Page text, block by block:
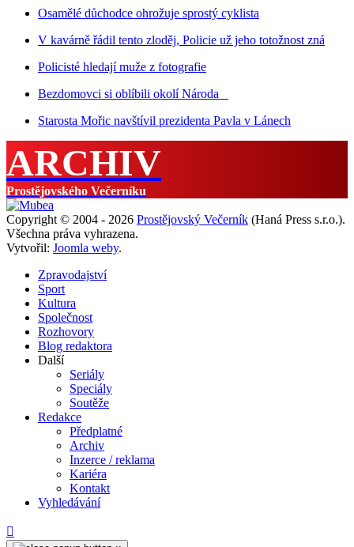
Osamělé důchodce ohrožuje sprostý cyklista
V kavárně řádil tento zloděj, Policie už jeho totožnost zná
Policisté hledají muže z fotografie
Bezdomovci si oblíbili okolí Národa
Starosta Mořic navštívil prezidenta Pavla v Lánech
ARCHIV
Prostějovského Večerníku
Copyright © 2004 - 2026 Prostějovský Večerník (Haná Press s.r.o.).
Všechna práva vyhrazena.
Vytvořil: Joomla weby.
Zpravodajství
Sport
Kultura
Společnost
Rozhovory
Blog redaktora
Další
Seriály
Speciály
Soutěže
Redakce
Předplatné
Archiv
Inzerce / reklama
Kariéra
Kontakt
Vyhledávání